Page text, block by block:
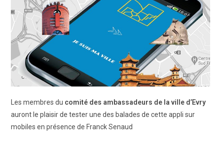
Les membres du comité des ambassadeurs de la ville d’Evry
auront le plaisir de tester une des balades de cette appli sur
mobiles en présence de Franck Senaud